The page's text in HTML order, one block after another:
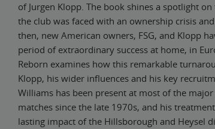
of Jurgen Klopp. The book shines a spotlight
the club was faced with an ownership crisis
then, new American owners, FSG, and Klopp
period of extraordinary success at home, in
Reborn examines how this remarkable
Klopp, his wider influences and his key
Williams has been present at most of the
matches since the late 1970s, and his
lasting impact of the Hillsborough and Heysel